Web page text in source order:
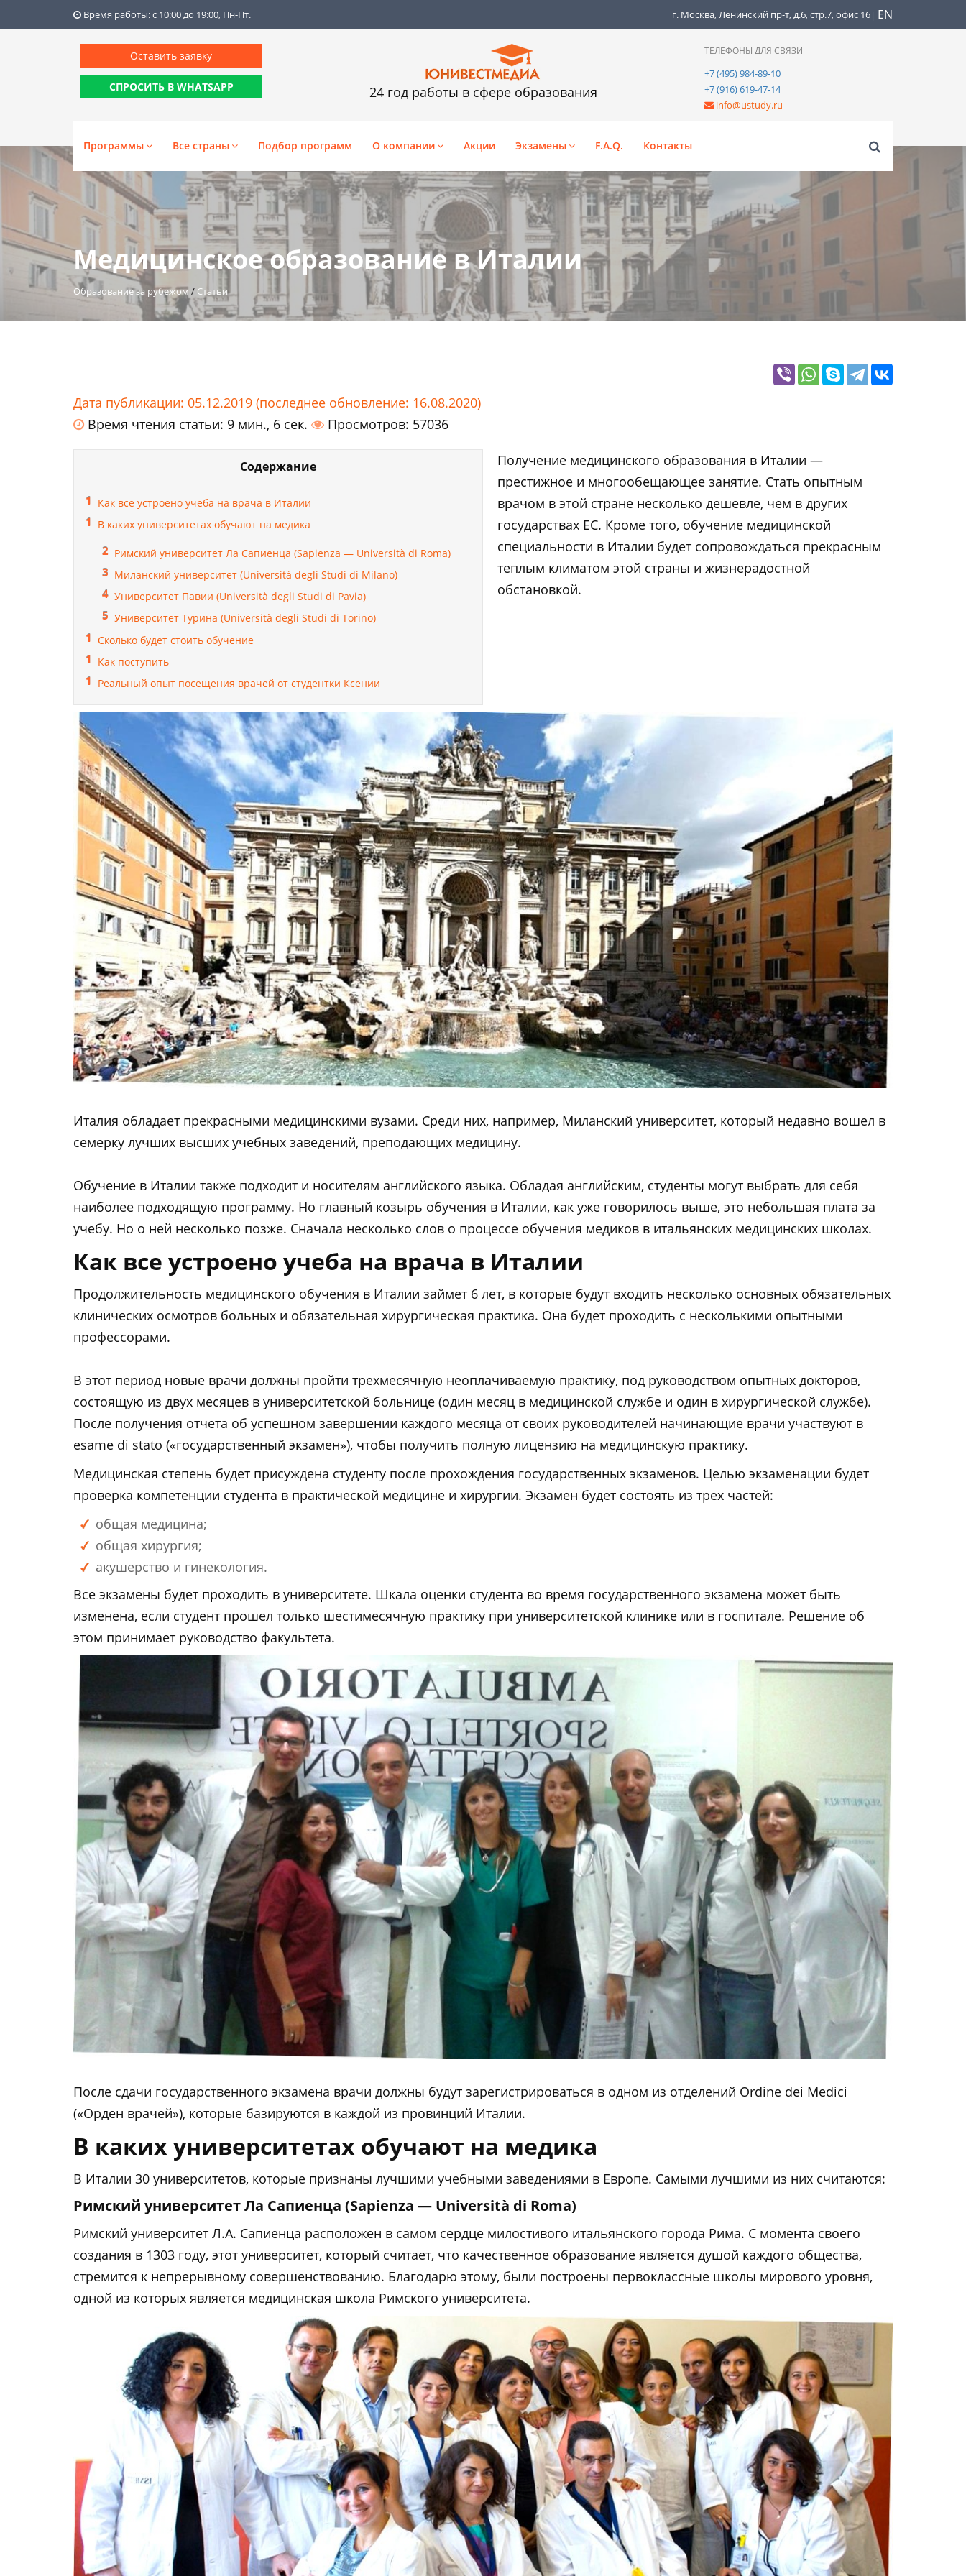
Время работы: с 10:00 до 19:00, Пн-Пт. г. Москва, Ленинский пр-т, д.6, стр.7, офис 16| EN
Оставить заявку
СПРОСИТЬ В WHATSAPP 24 год работы в сфере образования
ТЕЛЕФОНЫ ДЛЯ СВЯЗИ
+7 (495) 984-89-10
+7 (916) 619-47-14
info@ustudy.ru
Программы Все страны Подбор программ О компании Акции Экзамены F.A.Q. Контакты
Медицинское образование в Италии
Образование за рубежом / Статьи
Дата публикации: 05.12.2019 (последнее обновление: 16.08.2020)
Время чтения статьи: 9 мин., 6 сек.
Просмотров: 57036
Содержание
Как все устроено учеба на врача в Италии
В каких университетах обучают на медика
Римский университет Ла Сапиенца (Sapienza — Università di Roma)
Миланский университет (Università degli Studi di Milano)
Университет Павии (Università degli Studi di Pavia)
Университет Турина (Università degli Studi di Torino)
Сколько будет стоить обучение
Как поступить
Реальный опыт посещения врачей от студентки Ксении
Получение медицинского образования в Италии —
престижное и многообещающее занятие. Стать опытным
врачом в этой стране несколько дешевле, чем в других
государствах ЕС. Кроме того, обучение медицинской
специальности в Италии будет сопровождаться прекрасным
теплым климатом этой страны и жизнерадостной
обстановкой.
Италия обладает прекрасными медицинскими вузами. Среди них, например, Миланский университет, который недавно вошел в
семерку лучших высших учебных заведений, преподающих медицину.
Обучение в Италии также подходит и носителям английского языка. Обладая английским, студенты могут выбрать для себя
наиболее подходящую программу. Но главный козырь обучения в Италии, как уже говорилось выше, это небольшая плата за
учебу. Но о ней несколько позже. Сначала несколько слов о процессе обучения медиков в итальянских медицинских школах.
Как все устроено учеба на врача в Италии
Продолжительность медицинского обучения в Италии займет 6 лет, в которые будут входить несколько основных обязательных
клинических осмотров больных и обязательная хирургическая практика. Она будет проходить с несколькими опытными
профессорами.
В этот период новые врачи должны пройти трехмесячную неоплачиваемую практику, под руководством опытных докторов,
состоящую из двух месяцев в университетской больнице (один месяц в медицинской службе и один в хирургической службе).
После получения отчета об успешном завершении каждого месяца от своих руководителей начинающие врачи участвуют в
esame di stato («государственный экзамен»), чтобы получить полную лицензию на медицинскую практику.
Медицинская степень будет присуждена студенту после прохождения государственных экзаменов. Целью экзаменации будет
проверка компетенции студента в практической медицине и хирургии. Экзамен будет состоять из трех частей:
общая медицина;
общая хирургия;
акушерство и гинекология.
Все экзамены будет проходить в университете. Шкала оценки студента во время государственного экзамена может быть
изменена, если студент прошел только шестимесячную практику при университетской клинике или в госпитале. Решение об
этом принимает руководство факультета.
После сдачи государственного экзамена врачи должны будут зарегистрироваться в одном из отделений Ordine dei Medici
(«Орден врачей»), которые базируются в каждой из провинций Италии.
В каких университетах обучают на медика
В Италии 30 университетов, которые признаны лучшими учебными заведениями в Европе. Самыми лучшими из них считаются:
Римский университет Ла Сапиенца (Sapienza — Università di Roma)
Римский университет Л.А. Сапиенца расположен в самом сердце милостивого итальянского города Рима. С момента своего
создания в 1303 году, этот университет, который считает, что качественное образование является душой каждого общества,
стремится к непрерывному совершенствованию. Благодарю этому, были построены первоклассные школы мирового уровня,
одной из которых является медицинская школа Римского университета.